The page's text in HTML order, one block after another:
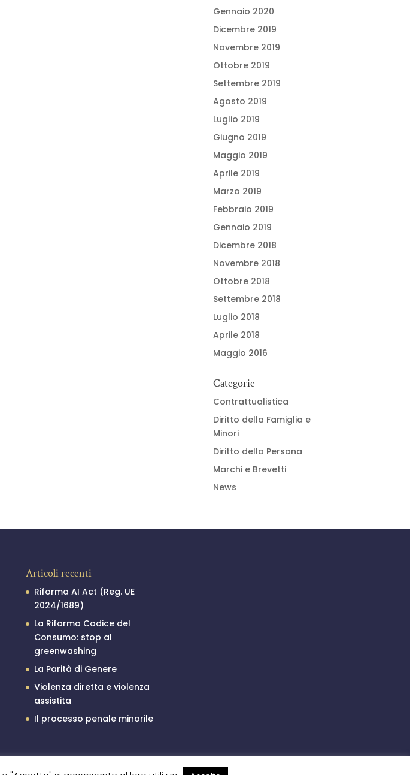
Gennaio 2020
Dicembre 2019
Novembre 2019
Ottobre 2019
Settembre 2019
Agosto 2019
Luglio 2019
Giugno 2019
Maggio 2019
Aprile 2019
Marzo 2019
Febbraio 2019
Gennaio 2019
Dicembre 2018
Novembre 2018
Ottobre 2018
Settembre 2018
Luglio 2018
Aprile 2018
Maggio 2016
Categorie
Contrattualistica
Diritto della Famiglia e
Minori
Diritto della Persona
Marchi e Brevetti
News
Articoli recenti
Riforma AI Act (Reg. UE
2024/1689)
La Riforma Codice del
Consumo: stop al
greenwashing
La Parità di Genere
Violenza diretta e violenza
assistita
Il processo penale minorile